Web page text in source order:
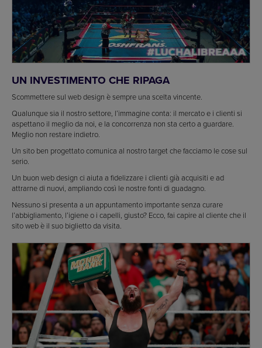
UN INVESTIMENTO CHE RIPAGA
Scommettere sul web design è sempre una scelta vincente.
Qualunque sia il nostro settore, l’immagine conta: il mercato e i clienti si
aspettano il meglio da noi, e la concorrenza non sta certo a guardare.
Meglio non restare indietro.
Un sito ben progettato comunica al nostro target che facciamo le cose sul
serio.
Un buon web design ci aiuta a fidelizzare i clienti già acquisiti e ad
attrarne di nuovi, ampliando così le nostre fonti di guadagno.
Nessuno si presenta a un appuntamento importante senza curare
l’abbigliamento, l’igiene o i capelli, giusto? Ecco, fai capire al cliente che il
sito web è il suo biglietto da visita.